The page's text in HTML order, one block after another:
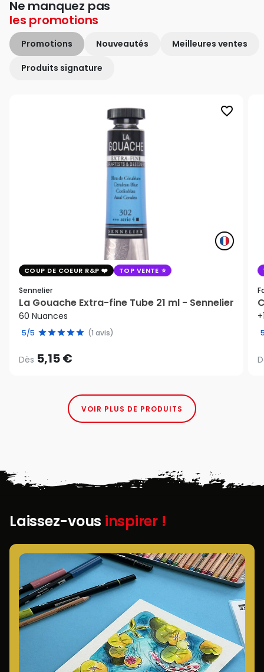
Ne manquez pas
les promotions
Promotions Nouveautés Meilleures ventes
Produits signature
favorite_border
COUP DE COEUR R&P TOP VENTE
Sennelier
La Gouache Extra-fine Tube 21 ml - Sennelier
60 Nuances
5/5 (1 avis)
Dès 5,15 €
VOIR PLUS DE PRODUITS
Laissez-vous inspirer !